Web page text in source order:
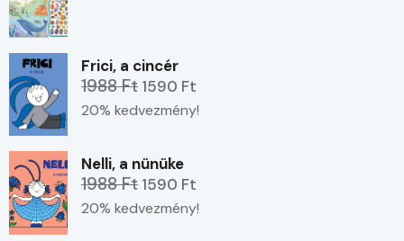
Frici, a cincér
1988 Ft 1590 Ft
20% kedvezmény!
Nelli, a nünüke
1988 Ft 1590 Ft
20% kedvezmény!